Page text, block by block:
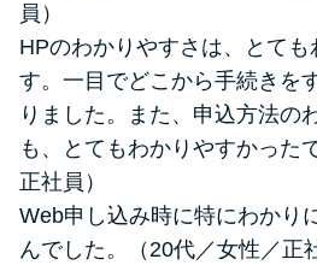
員）
HPのわかりやすさは、とて
す。一目でどこから手続きを
りました。また、申込方法の
も、とてもわかりやすかった
正社員）
Web申し込み時に特にわかり
んでした。（20代／女性／正